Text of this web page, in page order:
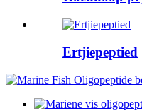
Ertjiepeptied